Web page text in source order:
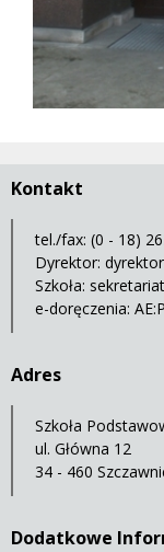
Kontakt
tel./fax: (0 - 18)
Dyrektor:
Szkoła:
e-doręczenia:
Adres
Szkoła
ul. Główna 12
34 - 460
Dodatkowe